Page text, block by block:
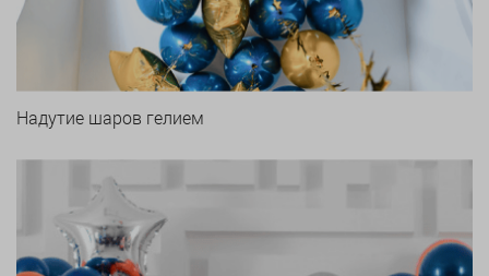
Надутие шаров гелием